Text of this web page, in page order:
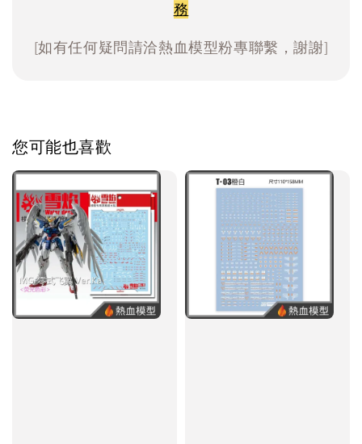
務
[如有任何疑問請洽熱血模型粉專聯繫，謝謝]
您可能也喜歡